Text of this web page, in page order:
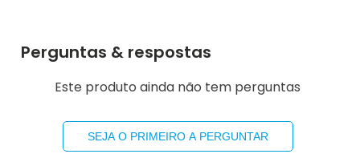
Perguntas & respostas
Este produto ainda não tem perguntas
SEJA O PRIMEIRO A PERGUNTAR